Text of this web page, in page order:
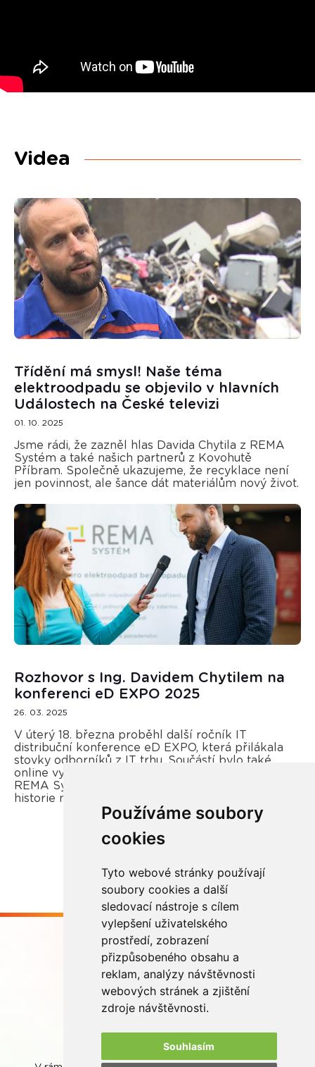
Používáme soubory
cookies
Tyto webové stránky používají
soubory cookies a další
sledovací nástroje s cílem
vylepšení uživatelského
prostředí, zobrazení
přizpůsobeného obsahu a
reklam, analýzy návštěvnosti
webových stránek a zjištění
zdroje návštěvnosti.
Souhlasím
Videa
Třídění má smysl! Naše téma
elektroodpadu se objevilo v hlavních
Událostech na České televizi
01. 10. 2025
Jsme rádi, že zazněl hlas Davida Chytila z REMA
Systém a také našich partnerů z Kovohutě
Příbram. Společně ukazujeme, že recyklace není
jen povinnost, ale šance dát materiálům nový život.
Rozhovor s Ing. Davidem Chytilem na
konferenci eD EXPO 2025
26. 03. 2025
V úterý 18. března proběhl další ročník IT
distribuční konference eD EXPO, která přilákala
stovky odborníků z IT trhu. Součástí bylo také
online vysílání, ve kterém se člen představenstva
REMA Systém, Ing. David Chytil, ohlédl za 20 lety
historie našeho kolektivního systému.
Buďme ve spojení